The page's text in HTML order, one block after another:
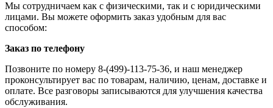
Мы сотрудничаем как с физическими, так и с юридическими
лицами. Вы можете оформить заказ удобным для вас
способом:
Заказ по телефону
Позвоните по номеру 8-(499)-113-75-36, и наш менеджер
проконсультирует вас по товарам, наличию, ценам, доставке и
оплате. Все разговоры записываются для улучшения качества
обслуживания.